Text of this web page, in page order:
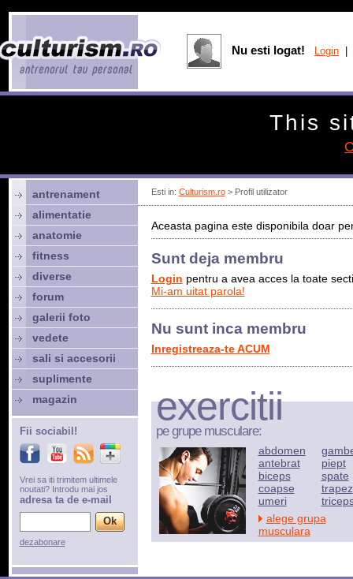
Esti in: Culturism.ro> Profil utilizator
Aceasta pagina este disponibila doar
Sunt deja membru
Login pentru a avea acces la toate
Mi-am uitat parola!
Nu sunt inca membru
Inregistreaza-te ACUM
exercitii
pe grupe musculare:
abdomen
antebrat
biceps
coapse
umeri
piept
spate
trapez
alege grupa
musculara
antrenament
alimentatie
anatomie
fitness
diverse
forum
galerii foto
vedete
sali si accesorii
suplimente
magazin
Fii sociabil!
Vrei sa iti trimitem ultimele
noutati? Introdu mai jos
adresa ta de e-mail
dezabonare
Nu esti logat! Login
This